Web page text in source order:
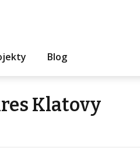
Blog
Klatovy